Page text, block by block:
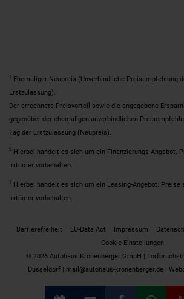
1 Ehemaliger Neupreis (Unverbindliche Preisempfehlung
Erstzulassung).
Der errechnete Preisvorteil sowie die angegebene
gegenüber der ehemaligen unverbindlichen
Tag der Erstzulassung (Neupreis).
2 Hierbei handelt es sich um ein Finanzierungs-Angebot.
Irrtümer vorbehalten.
3 Hierbei handelt es sich um ein Leasing-Angebot. Preise
Irrtümer vorbehalten.
Barrierefreiheit EU-Data Act Impressum
Cookie Einstellungen
© 2026 Autohaus Kronenberger GmbH |
Düsseldorf | mail@autohaus-kronenberger.de |